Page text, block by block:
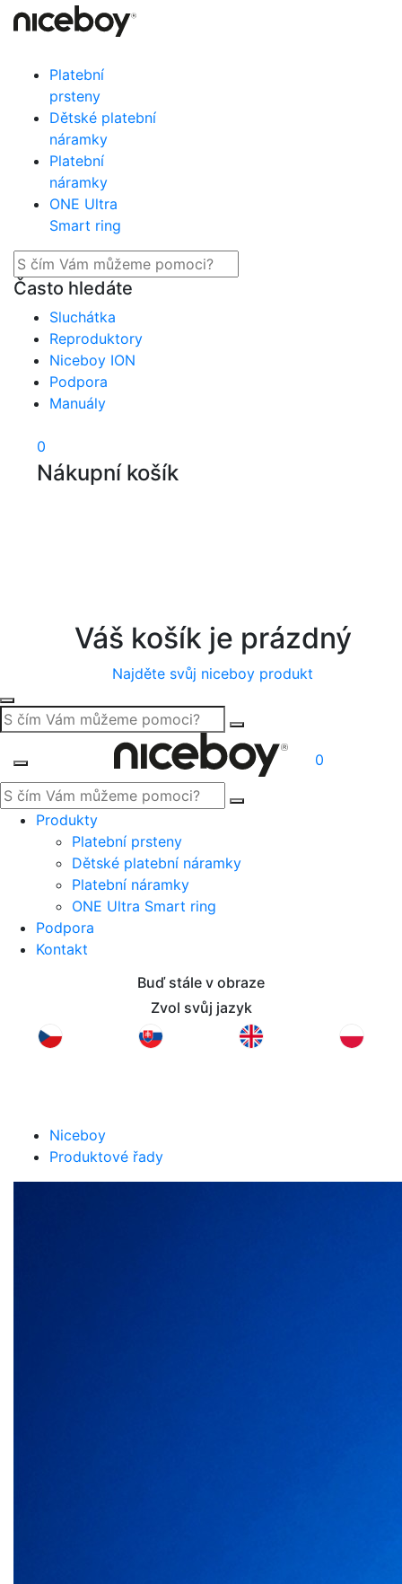
Platební
prsteny
Dětské platební
náramky
Platební
náramky
ONE Ultra
Smart ring
Často hledáte
Sluchátka
Reproduktory
Niceboy ION
Podpora
Manuály
0
Nákupní košík
Váš košík je prázdný
Najděte svůj niceboy produkt
0
Produkty
Platební prsteny
Dětské platební náramky
Platební náramky
ONE Ultra Smart ring
Podpora
Kontakt
Buď stále v obraze
Zvol svůj jazyk
Niceboy
Produktové řady